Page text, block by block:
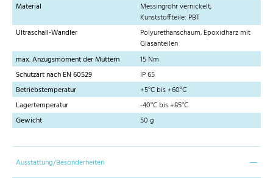
Material
Messingrohr vernickelt,
Kunststoffteile: PBT
Ultraschall-Wandler
Polyurethanschaum, Epoxidharz mit
Glasanteilen
max. Anzugsmoment der Muttern
15 Nm
Schutzart nach EN 60529
IP 65
Betriebstemperatur
+5°C bis +60°C
Lagertemperatur
-40°C bis +85°C
Gewicht
50 g
Ausstattung/Besonderheiten